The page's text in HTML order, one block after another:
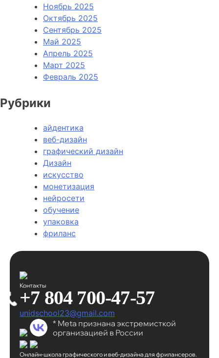
Ноябрь 2025
Октябрь 2025
Сентябрь 2025
Май 2025
Апрель 2025
Март 2025
Февраль 2025
Рубрики
айдентика
веб-дизайн
графический дизайн
Дизайн
искусство
монетизация
нейросети
обучение
упаковка
фриланс
Контакты
+7 804 700-47-57
unidschool23@gmail.com
* Meta признана экстремисткой
организацией в России
Онлайн-школа графического и веб-дизайна для фрилансеров.